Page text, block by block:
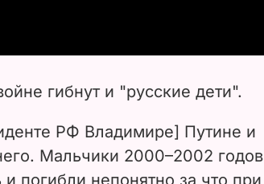
d
гибнут и "русские дети".
РФ Владимире] Путине и
Мальчики 2000–2002 годов
погибли непонятно за что при